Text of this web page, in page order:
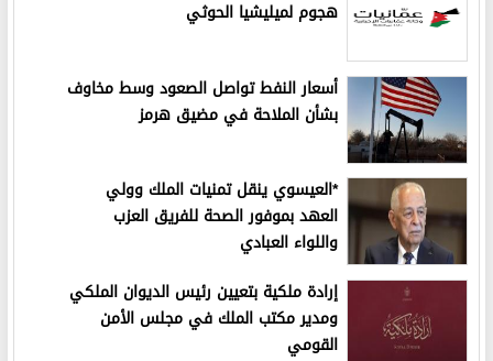
هجوم لميليشيا الحوثي
أسعار النفط تواصل الصعود وسط مخاوف
بشأن الملاحة في مضيق هرمز
*العيسوي ينقل تمنيات الملك وولي
العهد بموفور الصحة للفريق العزب
واللواء العبادي
إرادة ملكية بتعيين رئيس الديوان الملكي
ومدير مكتب الملك في مجلس الأمن
القومي